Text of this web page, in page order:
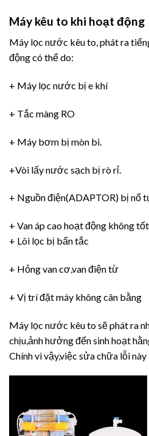
Máy kêu to khi hoạt động
Máy lọc nước kêu to, phát ra
động có thể do:
+ Máy lọc nước bị e khí
+ Tắc màng RO
+ Máy bơm bị mòn bi.
+Vòi lấy nước sạch bị rò rỉ.
+ Nguồn điện(ADAPTOR) bị nổ
+ Van áp cao hoạt động không
+ Lõi lọc bị bẩn tắc
+ Hỏng van cơ,van điện từ
+ Vị trí đặt máy không cân bằng
Máy lọc nước kêu to sẽ phát ra
chịu,ảnh hưởng đến sinh hoạt
Chính vì vậy,việc sửa chữa lỗi